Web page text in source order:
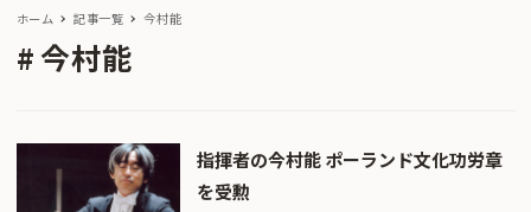
ホーム 記事一覧 今村能
今村能
指揮者の今村能 ポーランド文化功労章
を受勲